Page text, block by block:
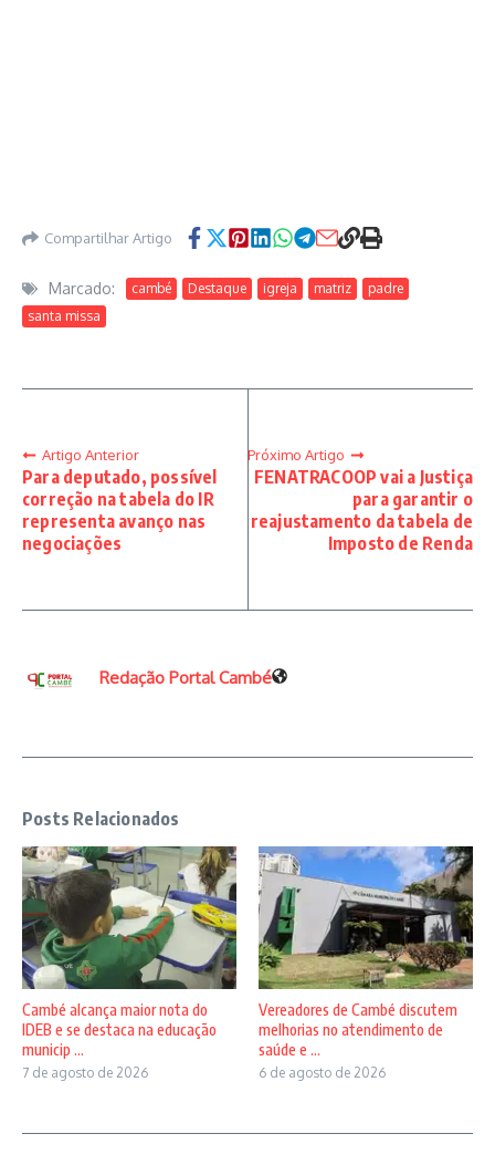
Compartilhar Artigo
Marcado: cambé Destaque igreja matriz
padre
santa missa
Artigo Anterior
Para deputado, possível
correção na tabela do IR
representa avanço nas
negociações
Próximo Artigo
FENATRACOOP vai a Justiça
para garantir o
reajustamento da tabela de
Imposto de Renda
Redação Portal Cambé
Posts Relacionados
Cambé alcança maior nota do
IDEB e se destaca na educação
municip ...
7 de agosto de 2026
Vereadores de Cambé discutem
melhorias no atendimento de
saúde e ...
6 de agosto de 2026